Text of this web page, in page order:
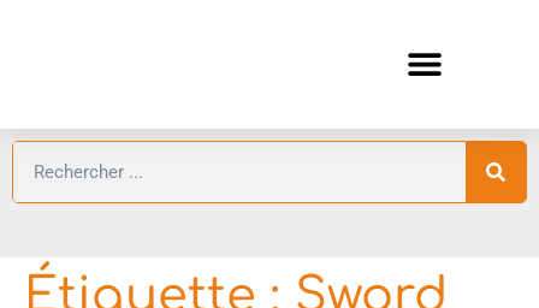
Étiquette : Sword